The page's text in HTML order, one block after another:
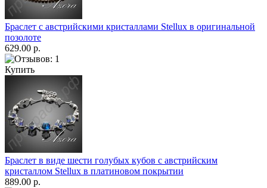
Браслет с австрийскими кристаллами Stellux в оригинальной
позолоте
629.00 р.
Купить
Браслет в виде шести голубых кубов с австрийским
кристаллом Stellux в платиновом покрытии
889.00 р.